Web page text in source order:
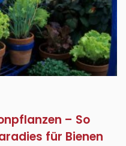
– So
für Bienen